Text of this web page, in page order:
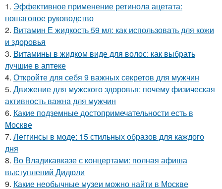
1. Эффективное применение ретинола ацетата:
пошаговое руководство
2. Витамин Е жидкость 59 мл: как использовать для кожи
и здоровья
3. Витамины в жидком виде для волос: как выбрать
лучшие в аптеке
4. Откройте для себя 9 важных секретов для мужчин
5. Движение для мужского здоровья: почему физическая
активность важна для мужчин
6. Какие подземные достопримечательности есть в
Москве
7. Леггинсы в моде: 15 стильных образов для каждого
дня
8. Во Владикавказе с концертами: полная афиша
выступлений Дидюли
9. Какие необычные музеи можно найти в Москве